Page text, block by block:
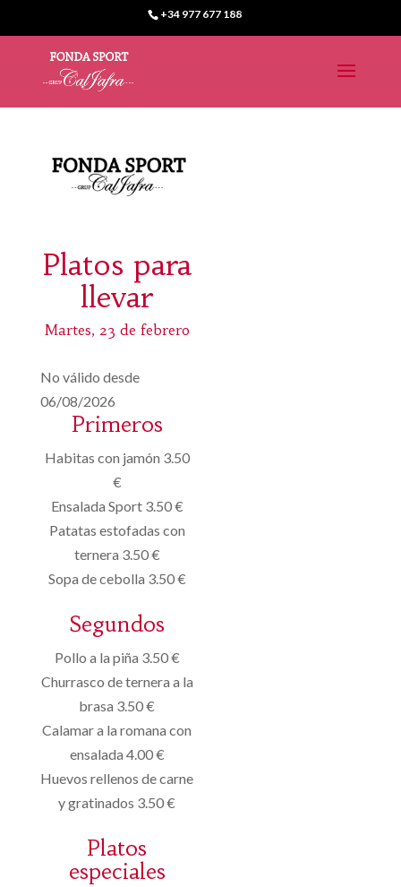
+34 977 677 188
Platos para
llevar
Martes, 23 de febrero
No válido desde
06/08/2026
Primeros
Habitas con jamón 3.50
€
Ensalada Sport 3.50 €
Patatas estofadas con
ternera 3.50 €
Sopa de cebolla 3.50 €
Segundos
Pollo a la piña 3.50 €
Churrasco de ternera a la
brasa 3.50 €
Calamar a la romana con
ensalada 4.00 €
Huevos rellenos de carne
y gratinados 3.50 €
Platos
especiales